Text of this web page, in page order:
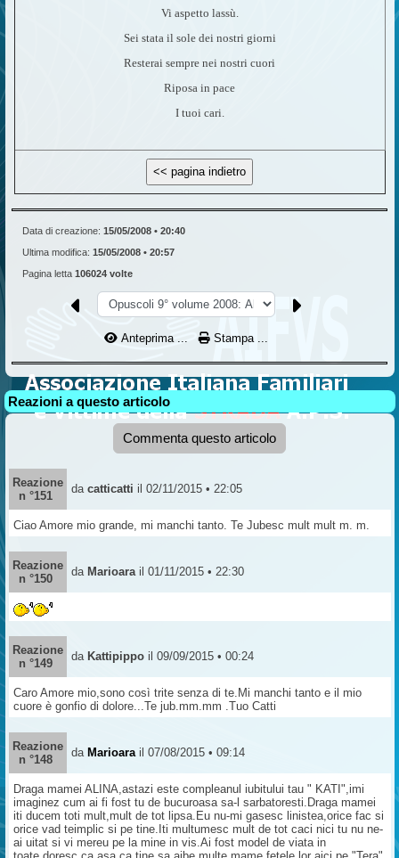
Vi aspetto lassù.
Sei stata il sole dei nostri giorni
Resterai sempre nei nostri cuori
Riposa in pace
I tuoi cari.
Data di creazione: 15/05/2008 • 20:40
Ultima modifica: 15/05/2008 • 20:57
Pagina letta 106024 volte
Anteprima ... Stampa ...
Reazioni a questo articolo
Commenta questo articolo
Reazione
n °151
da catticatti il 02/11/2015 • 22:05
Ciao Amore mio grande, mi manchi tanto. Te Jubesc mult mult m. m.
Reazione
n °150
da Marioarail 01/11/2015 • 22:30
Reazione
n °149
da Kattipippoil 09/09/2015 • 00:24
Caro Amore mio,sono così trite senza di te.Mi manchi tanto e il mio
cuore è gonfio di dolore...Te jub.mm.mm .Tuo Catti
Reazione
n °148
da Marioara il 07/08/2015 • 09:14
Draga mamei ALINA,astazi este compleanul iubitului tau " KATI",imi
imaginez cum ai fi fost tu de bucuroasa sa-l sarbatoresti.Draga mamei
iti ducem toti mult,mult de tot lipsa.Eu nu-mi gasesc linistea,orice fac si
orice vad teimplic si pe tine.Iti multumesc mult de tot caci nici tu nu ne-
ai uitat si vi mereu pe la mine in vis.Ai fost model de viata in